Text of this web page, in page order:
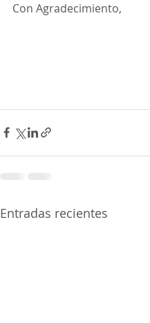
Con Agradecimiento,
Entradas recientes